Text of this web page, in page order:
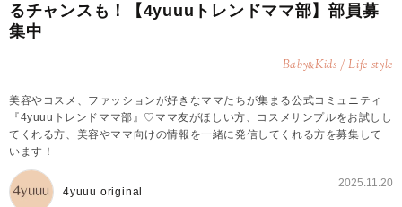
るチャンスも！【4yuuuトレンドママ部】部員募
集中
Baby&Kids / Life style
美容やコスメ、ファッションが好きなママたちが集まる公式コミュニティ
『4yuuuトレンドママ部』♡ママ友がほしい方、コスメサンプルをお試しし
てくれる方、美容やママ向けの情報を一緒に発信してくれる方を募集して
います！
4yuuu original
2025.11.20